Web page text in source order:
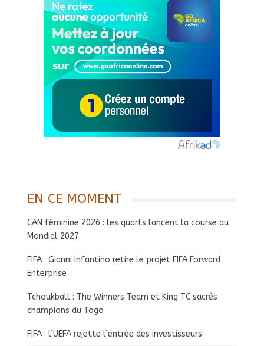
EN CE MOMENT
CAN féminine 2026 : les quarts lancent la course au
Mondial 2027
FIFA : Gianni Infantino retire le projet FIFA Forward
Enterprise
Tchoukball : The Winners Team et King TC sacrés
champions du Togo
FIFA : l’UEFA rejette l’entrée des investisseurs